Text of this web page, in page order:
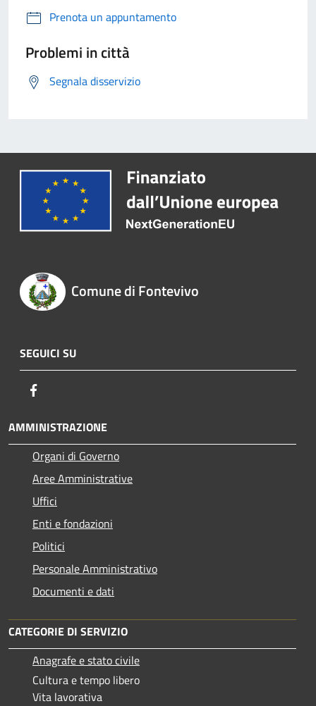
Prenota un appuntamento
Problemi in città
Segnala disservizio
Comune di Fontevivo
SEGUICI SU
AMMINISTRAZIONE
Organi di Governo
Aree Amministrative
Uffici
Enti e fondazioni
Politici
Personale Amministrativo
Documenti e dati
CATEGORIE DI SERVIZIO
Anagrafe e stato civile
Cultura e tempo libero
Vita lavorativa